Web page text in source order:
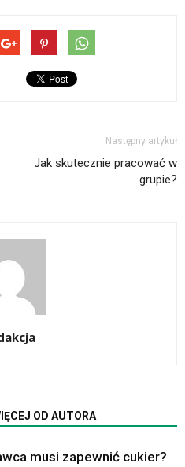
Następny artykuł
Jak skutecznie pracować w
grupie?
OD AUTORA
musi zapewnić cukier?